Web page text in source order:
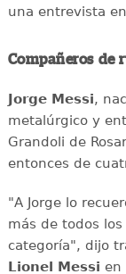
una entrevista
Compañeros de
Jorge Messi,
metalúrgico y
Grandoli de
entonces de
"A Jorge lo
más de todos
categoría", dijo
Lionel Messi en